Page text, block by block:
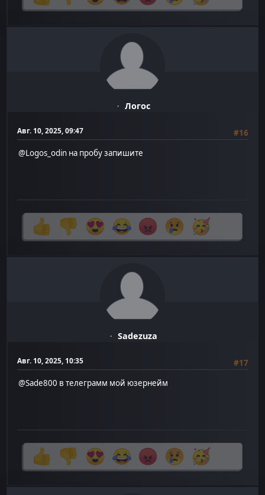
Логос
Авг. 10, 2025, 09:47
#16
@Logos_odin на пробу запишите
Sadezuza
Авг. 10, 2025, 10:35
#17
@Sade800 в телеграмм мой юзернейм